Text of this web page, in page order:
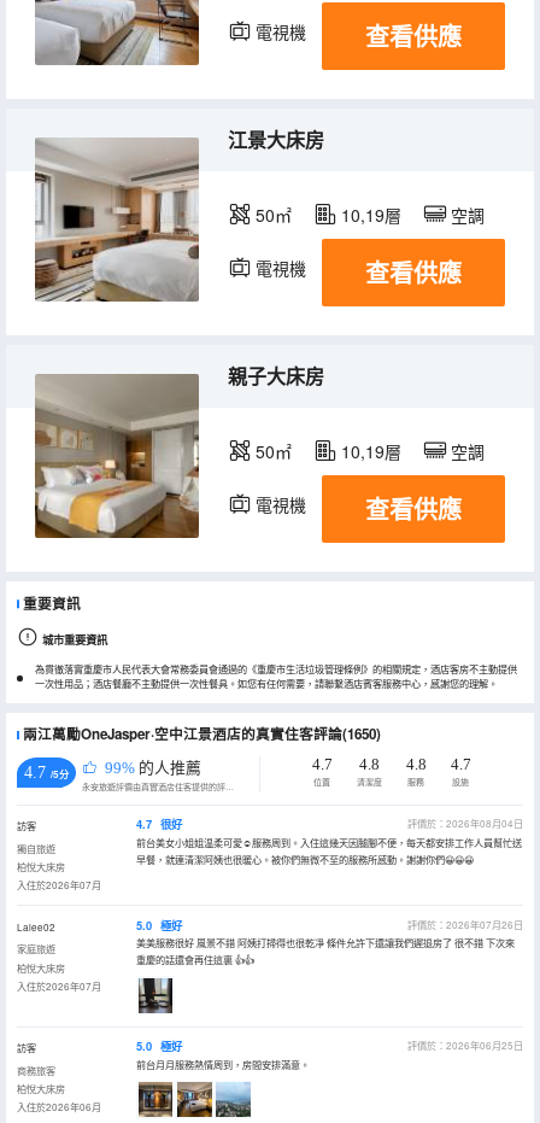
電視機 查看供應
江景大床房
50㎡ 10,19層 空調
電視機 冰箱
查看供應
親子大床房
50㎡ 10,19層 空調
電視機 查看供應
重要資訊
城市重要資訊
為貫徹落實重慶市人民代表大會常務委員會通過的《重慶市生活垃圾管理條例》的相關規定，酒店客房不主動提供
一次性用品；酒店餐廳不主動提供一次性餐具。如您有任何需要，請聯繫酒店賓客服務中心，感謝您的理解。
兩江萬勵OneJasper·空中江景酒店的真實住客評論(1650)
4.7 /5分 99% 的人推薦
永安旅遊評價由真實酒店住客提供的評價。
4.7
位置
4.8
清潔度
4.8
服務
4.7
設施
訪客
獨自旅遊
柏悅大床房
入住於2026年07月
4.7 很好
評價於：2026年08月04日
前台美女小姐姐温柔可愛☺服務周到。入住這幾天因腿腳不便，每天都安排工作人員幫忙送
早餐，就連清潔阿姨也很暖心。被你們無微不至的服務所感動。謝謝你們😀😀😀
Lalee02
家庭旅遊
柏悅大床房
入住於2026年07月
5.0 極好
評價於：2026年07月26日
美美服務很好 風景不錯 阿姨打掃得也很乾凈 條件允許下還讓我們遲退房了 很不錯 下次來
重慶的話還會再住這裏 👍👍
訪客
商務旅客
柏悅大床房
入住於2026年06月
5.0 極好
評價於：2026年06月25日
前台月月服務熱情周到，房間安排滿意。